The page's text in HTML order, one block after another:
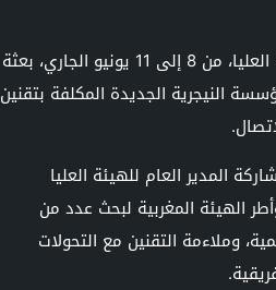
وجرت مراسم التوقيع بمناسبة زيارة عمل قامت بها إلى الهيئة العليا، من 8 إلى 11 يونيو الجاري، بعثة
النيجرية الجديدة المكلفة بتقنين
المدير العام للهيئة العليا
الهيئة المغربية لبحث عدد من
وملاءمة التقنين مع التحولات